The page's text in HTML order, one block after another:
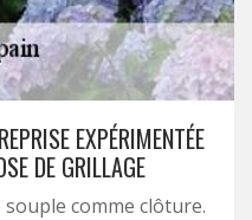
EXPÉRIMENTÉE
DE GRILLAGE
comme clôture.